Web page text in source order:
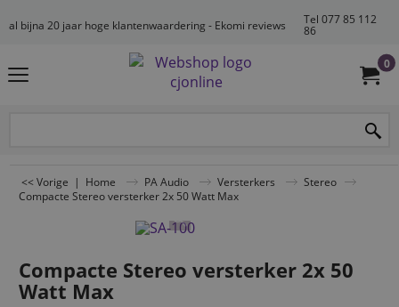
al bijna 20 jaar hoge klantenwaardering - Ekomi reviews
Tel 077 85 112
86
0
<< Vorige | Home PA Audio Versterkers
Stereo
Compacte Stereo versterker 2x 50 Watt Max
Compacte Stereo versterker 2x 50
Watt Max